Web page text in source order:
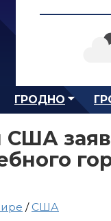
ГРОДНО
США
/США